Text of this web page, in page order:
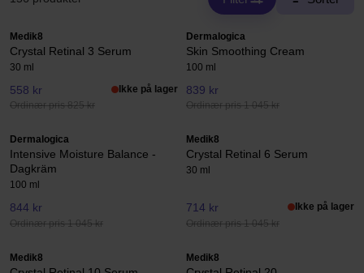
Medik8
Crystal Retinal 3 Serum
30 ml
558 kr
Ordinær pris 825 kr
Ikke på lager
Dermalogica
Skin Smoothing Cream
100 ml
839 kr
Ordinær pris 1 045 kr
Dermalogica
Intensive Moisture Balance -
Dagkräm
100 ml
844 kr
Ordinær pris 1 045 kr
Medik8
Crystal Retinal 6 Serum
30 ml
714 kr
Ordinær pris 1 045 kr
Ikke på lager
Medik8 Medik8